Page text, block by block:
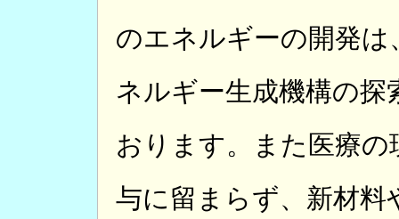
のエネルギーの開発
ネルギー生成機構の
おります。また医療
与に留まらず、新材料